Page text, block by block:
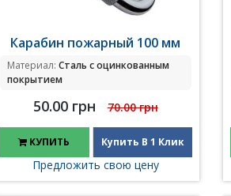
Карабин пожарный 100 мм
Материал: Сталь с оцинкованным
покрытием
50.00 грн 70.00 грн
КУПИТЬ Купить В 1 Клик
Предложить свою цену